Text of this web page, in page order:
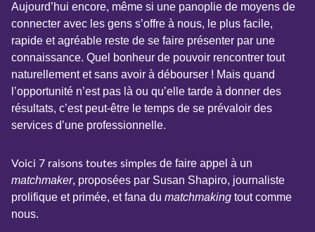
Aujourd’hui encore, même si une panoplie de moyens de
connecter avec les gens s’offre à nous, le plus facile,
rapide et agréable reste de se faire présenter par une
connaissance. Quel bonheur de pouvoir rencontrer tout
naturellement et sans avoir à débourser ! Mais quand
l’opportunité n’est pas là ou qu’elle tarde à donner des
résultats, c’est peut-être le temps de se prévaloir des
services d’une professionnelle.
Voici 7 raisons toutes simples de faire appel à un
matchmaker, proposées par Susan Shapiro, journaliste
prolifique et primée, et fana du matchmakingtout comme
nous.